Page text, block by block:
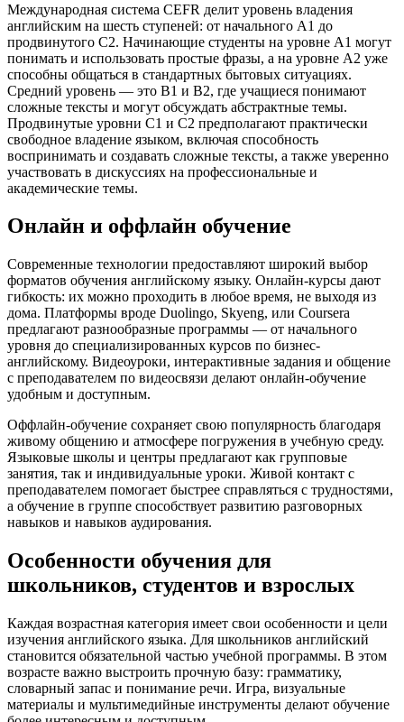
Международная система CEFR делит уровень владения
английским на шесть ступеней: от начального A1 до
продвинутого C2. Начинающие студенты на уровне A1 могут
понимать и использовать простые фразы, а на уровне A2 уже
способны общаться в стандартных бытовых ситуациях.
Средний уровень — это B1 и B2, где учащиеся понимают
сложные тексты и могут обсуждать абстрактные темы.
Продвинутые уровни C1 и C2 предполагают практически
свободное владение языком, включая способность
воспринимать и создавать сложные тексты, а также уверенно
участвовать в дискуссиях на профессиональные и
академические темы.
Онлайн и оффлайн обучение
Современные технологии предоставляют широкий выбор
форматов обучения английскому языку. Онлайн-курсы дают
гибкость: их можно проходить в любое время, не выходя из
дома. Платформы вроде Duolingo, Skyeng, или Coursera
предлагают разнообразные программы — от начального
уровня до специализированных курсов по бизнес-
английскому. Видеоуроки, интерактивные задания и общение
с преподавателем по видеосвязи делают онлайн-обучение
удобным и доступным.
Оффлайн-обучение сохраняет свою популярность благодаря
живому общению и атмосфере погружения в учебную среду.
Языковые школы и центры предлагают как групповые
занятия, так и индивидуальные уроки. Живой контакт с
преподавателем помогает быстрее справляться с трудностями,
а обучение в группе способствует развитию разговорных
навыков и навыков аудирования.
Особенности обучения для
школьников, студентов и взрослых
Каждая возрастная категория имеет свои особенности и цели
изучения английского языка. Для школьников английский
становится обязательной частью учебной программы. В этом
возрасте важно выстроить прочную базу: грамматику,
словарный запас и понимание речи. Игра, визуальные
материалы и мультимедийные инструменты делают обучение